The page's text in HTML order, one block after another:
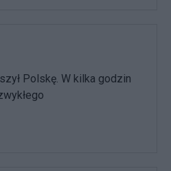
Polskę. W kilka godzin